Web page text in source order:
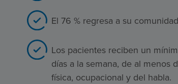
El 76 % regresa a su
Los pacientes reciben un
días a la semana, de al menos
física, ocupacional y del habla.